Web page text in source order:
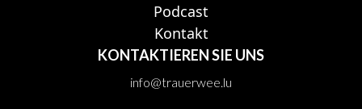
Podcast
Kontakt
KONTAKTIEREN SIE UNS
info@trauerwee.lu